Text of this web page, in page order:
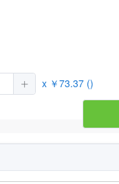
x ￥73.37 ()